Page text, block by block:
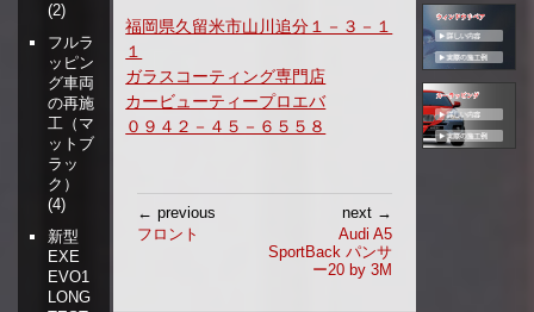
福岡県久留米市山川追分１－３－１
１
ガラスコーティング専門店
カービューティープロエバ
０９４２－４５－６５５８
稿
← previous
フロント
next →
Audi A5
SportBack パンサ
ー20 by 3M
(2)
フルラ
ッピン
グ車両
の再施
工（マ
ットブ
ラッ
ク）
(4)
新型
EXE
EVO1
LONG